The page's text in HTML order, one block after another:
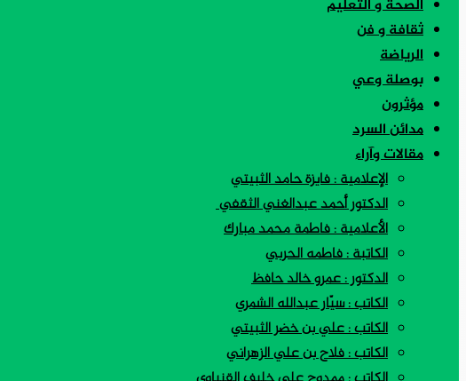
الصحة و التعليم
ثقافة و فن
الرياضة
بوصلة وعي
مؤثرون
مدائن السرد
مقالات وآراء
الإعلامية : فايزة حامد الثبيتي
الدكتور أحمد عبدالغني الثقفي
الأعلامية : فاطمة محمد مبارك
الكاتبة : فاطمه الحربي
الدكتور : عمرو خالد حافظ
الكاتب : سيّار عبدالله الشمري
الكاتب : علي بن خضر الثبيتي
الكاتب : فلاح بن علي الزهراني